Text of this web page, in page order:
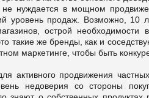
не нуждается в мощном
уровень продаж. Возможно, 10
острой
такие же бренды, как и
маркетинге, чтобы быть
активного продвижения
недоверия со стороны